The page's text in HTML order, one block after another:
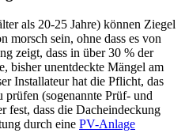
als 20-25 Jahre) können Ziegel
morsch sein, ohne dass es von
zeigt, dass in über 30 % der
bisher unentdeckte Mängel am
Installateur hat die Pflicht, das
(sogenannte Prüf- und
fest, dass die Dacheindeckung
durch eine PV-Anlage